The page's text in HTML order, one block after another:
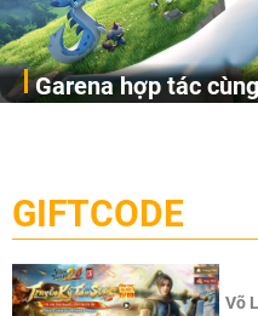
Garena hợp tác
cầu, theo giấy phép
Pocketpair, Inc.
GIFTCODE
Võ